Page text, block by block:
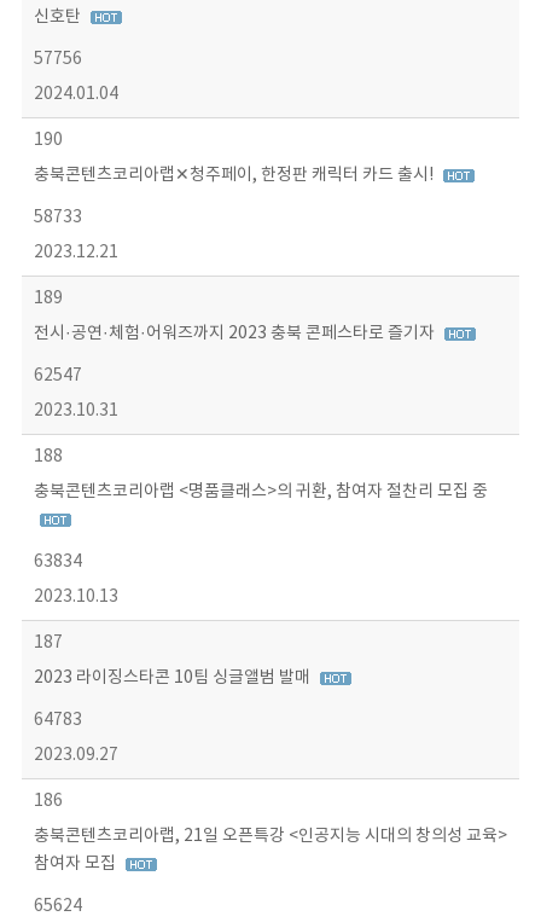
신호탄
57756
2024.01.04
190
충북콘텐츠코리아랩✕청주페이, 한정판 캐릭터 카드 출시!
58733
2023.12.21
189
전시·공연·체험·어워즈까지 2023 충북 콘페스타로 즐기자
62547
2023.10.31
188
충북콘텐츠코리아랩 <명품클래스>의 귀환, 참여자 절찬리 모집 중
63834
2023.10.13
187
2023 라이징스타콘 10팀 싱글앨범 발매
64783
2023.09.27
186
충북콘텐츠코리아랩, 21일 오픈특강 <인공지능 시대의 창의성 교육>
참여자 모집
65624